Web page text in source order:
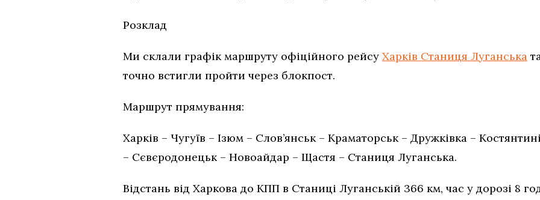
Розклад
Ми склали графік маршруту офіційного рейсу Харків Станиця Луганська
точно встигли пройти через блокпост.
Маршрут прямування:
Харків – Чугуїв – Ізюм – Слов’янськ – Краматорськ – Дружківка –
– Сєвєродонецьк – Новоайдар – Щастя – Станиця Луганська.
Відстань від Харкова до КПП в Станиці Луганській 366 км, час у дорозі 8